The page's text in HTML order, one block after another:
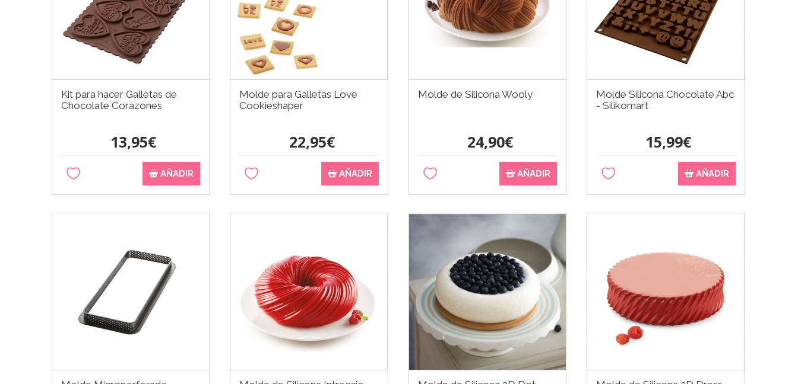
Kit para hacer Galletas de
Chocolate Corazones
13,95€
AÑADIR
Molde para Galletas Love
Cookieshaper
22,95€
AÑADIR
Molde de Silicona Wooly
24,90€
AÑADIR
Molde Silicona Chocolate Abc
- Silikomart
15,99€
AÑADIR